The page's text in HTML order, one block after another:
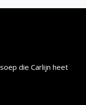
die Carlijn heet